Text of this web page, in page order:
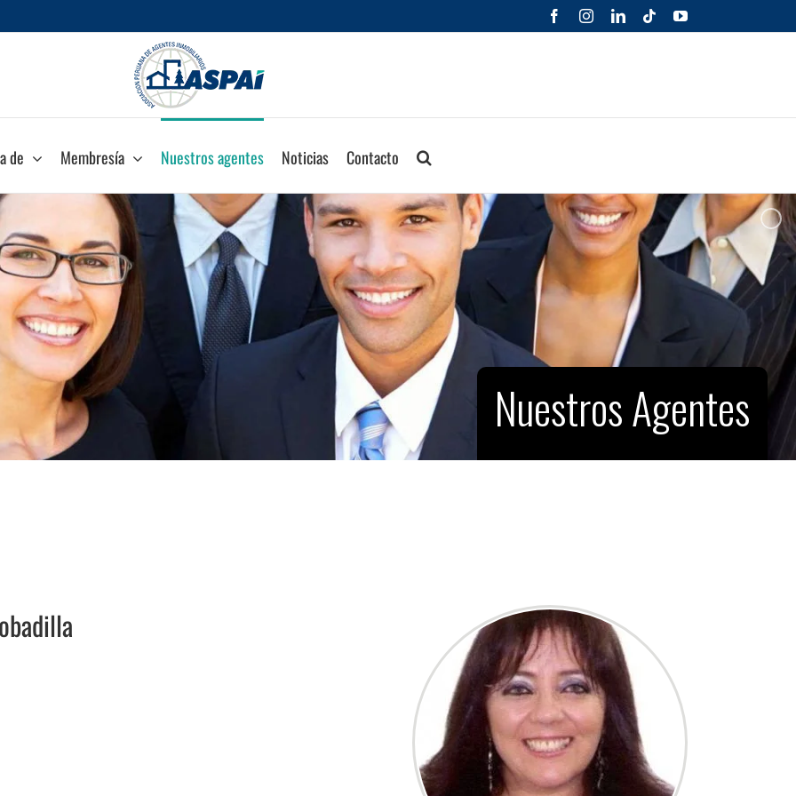
FacebookInstagramLinkedIn
TiktokYouTube
de Membresía Nuestros agentes Noticias Contacto
Nuestros Agentes